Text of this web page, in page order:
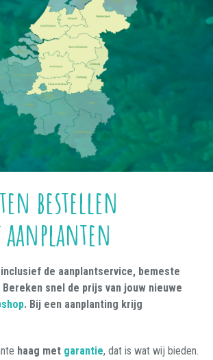
bestellen
de aanplantservice, bemeste
snel de prijs van jouw nieuwe
. Bij een aanplanting krijg
haag met garantie, dat is wat wij bieden.